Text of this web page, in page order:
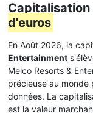
Capitalisation
d'euros
En Août 2026, la
Entertainment
Melco Resorts &
précieuse au monde
données. La
est la valeur